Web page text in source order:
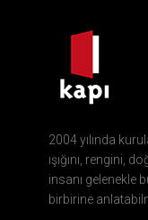
2004 yılında
ışığını, rengini,
insanı gelenekle
birbirine